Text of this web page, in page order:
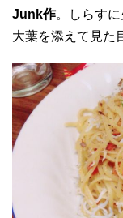
Junk作。しらすに
大葉を添えて見た